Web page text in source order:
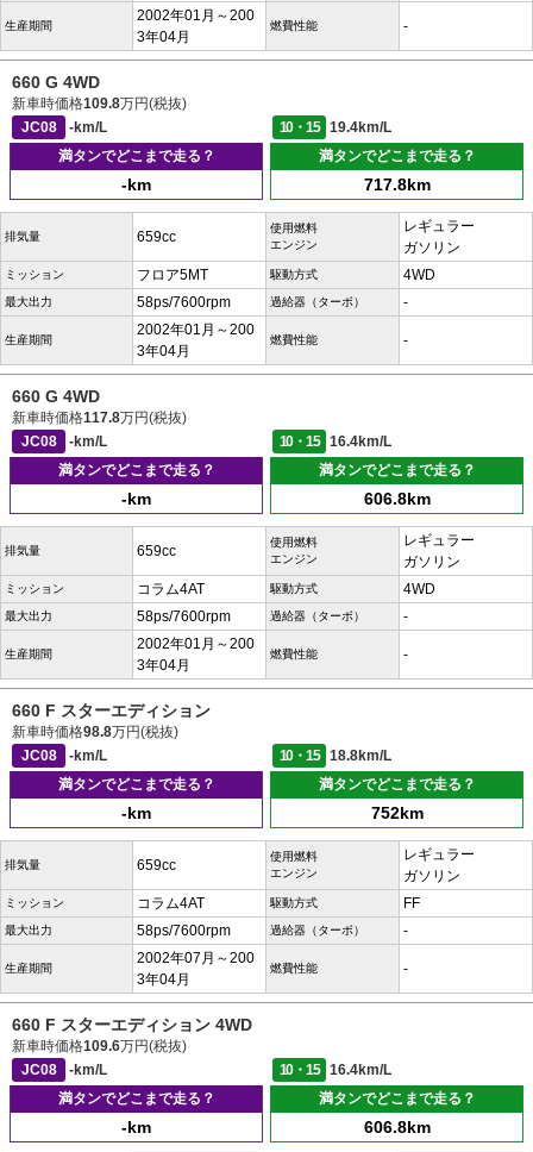
生産期間
2002年01月～200
3年04月
燃費性能 -
660 G 4WD
新車時価格109.8万円(税抜)
JC08
-km/L 10・15
19.4km/L
満タンでどこまで走る？
-km
満タンでどこまで走る？
717.8km
排気量 659cc
使用燃料
エンジン
レギュラー
ガソリン
ミッション フロア5MT 駆動方式 4WD
最大出力 58ps/7600rpm 過給器（ターボ） -
生産期間
2002年01月～200
3年04月
燃費性能 -
660 G 4WD
新車時価格117.8万円(税抜)
JC08
-km/L 10・15
16.4km/L
満タンでどこまで走る？
-km
満タンでどこまで走る？
606.8km
排気量 659cc
使用燃料
エンジン
レギュラー
ガソリン
ミッション コラム4AT 駆動方式 4WD
最大出力 58ps/7600rpm 過給器（ターボ） -
生産期間
2002年01月～200
3年04月
燃費性能 -
660 F スターエディション
新車時価格98.8万円(税抜)
JC08
-km/L 10・15
18.8km/L
満タンでどこまで走る？
-km
満タンでどこまで走る？
752km
排気量 659cc
使用燃料
エンジン
レギュラー
ガソリン
ミッション コラム4AT 駆動方式 FF
最大出力 58ps/7600rpm 過給器（ターボ） -
生産期間
2002年07月～200
3年04月
燃費性能 -
660 F スターエディション 4WD
新車時価格109.6万円(税抜)
JC08
-km/L 10・15
16.4km/L
満タンでどこまで走る？
-km
満タンでどこまで走る？
606.8km